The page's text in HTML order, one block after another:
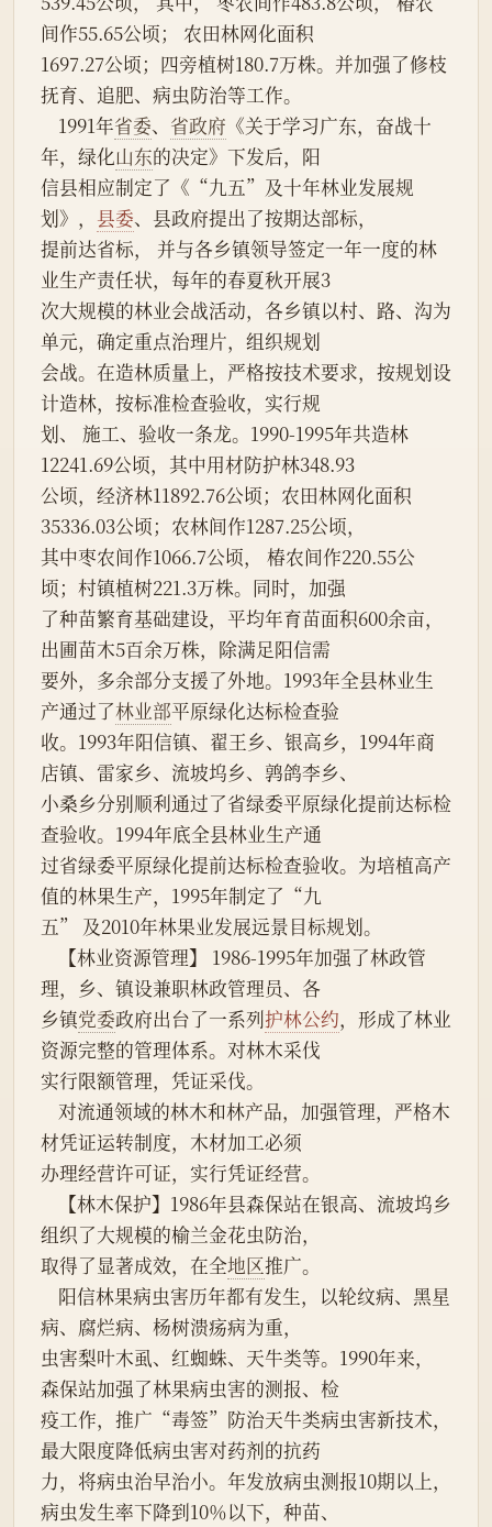
间作55.65公顷； 农田林网化面积
1697.27公顷；四旁植树180.7万株。并加强了修枝
抚育、追肥、病虫防治等工作。
    1991年
省委、 省政府 《关于学习广东，奋战十
年，绿化山东的决定》下发后，阳
信县相应制定了《“九五”及十年林业发展规
划》， 县委、县政府提出了按期达部标，
提前达省标， 并与各乡镇领导签定一年一度的林
业生产责任状，每年的春夏秋开展3
次大规模的林业会战活动，各乡镇以村、路、沟为
单元，确定重点治理片，组织规划
会战。在造林质量上，严格按技术要求，按规划设
计造林，按标准检查验收，实行规
划、 施工、验收一条龙。1990-1995年共造林
12241.69公顷，其中用材防护林348.93
公顷，经济林11892.76公顷；农田林网化面积
35336.03公顷；农林间作1287.25公顷，
其中枣农间作1066.7公顷， 椿农间作220.55公
顷；村镇植树221.3万株。同时，加强
了种苗繁育基础建设，平均年育苗面积600余亩，
出圃苗木5百余万株，除满足阳信需
要外，多余部分支援了外地。1993年全县林业生
产通过了林业部平原绿化达标检查验
收。1993年阳信镇、翟王乡、银高乡，1994年商
店镇、雷家乡、流坡坞乡、鹑鸽李乡、
小桑乡分别顺利通过了省绿委平原绿化提前达标检
查验收。1994年底全县林业生产通
过省绿委平原绿化提前达标检查验收。为培植高产
值的林果生产，1995年制定了“九
五” 及2010年林果业发展远景目标规划。
理，乡、镇设兼职林政管理员、各
乡镇党委政府出台了一系列护林公约，形成了林业
资源完整的管理体系。对林木采伐
实行限额管理，凭证采伐。
材凭证运转制度，木材加工必须
办理经营许可证，实行凭证经营。
组织了大规模的榆兰金花虫防治，
取得了显著成效，在全地区推广。
病、腐烂病、杨树溃疡病为重，
虫害梨叶木虱、红蜘蛛、天牛类等。1990年来，
森保站加强了林果病虫害的测报、检
疫工作，推广“毒签”防治天牛类病虫害新技术，
最大限度降低病虫害对药剂的抗药
力，将病虫治早治小。年发放病虫测报10期以上，
病虫发生率下降到10％以下，种苗、